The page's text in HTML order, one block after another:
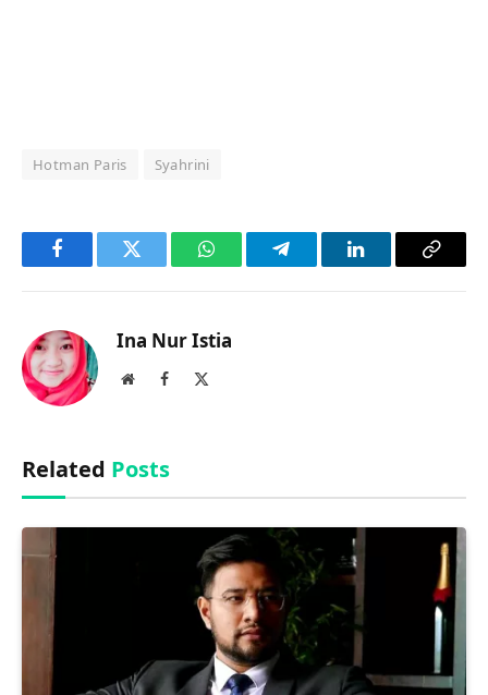
Hotman Paris Syahrini
FacebookTwitter WhatsAppTelegramLinkedInCopy
Ina Nur Istia
WebsiteFacebook
Related Posts